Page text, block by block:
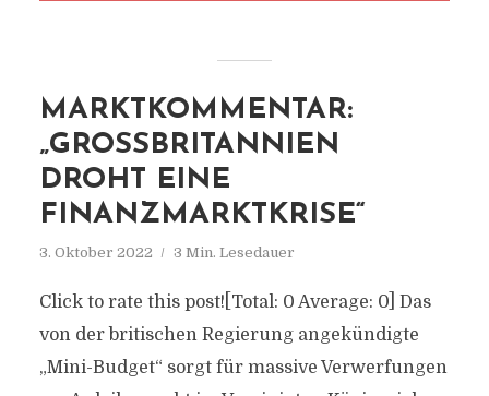
MARKTKOMMENTAR:
„GROSSBRITANNIEN D
ROHT EINE F
INANZMARKTKRISE“
3. Oktober 2022 3 Min. Lesedauer
Click to rate this post![Total: 0 Average: 0] Das
von der britischen Regierung angekündigte
„Mini-Budget“ sorgt für massive Verwerfungen